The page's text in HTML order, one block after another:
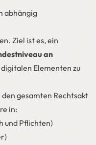
abhängig
Ziel ist es, ein
an
Elementen zu
gesamten Rechtsakt
in:
und Pflichten)